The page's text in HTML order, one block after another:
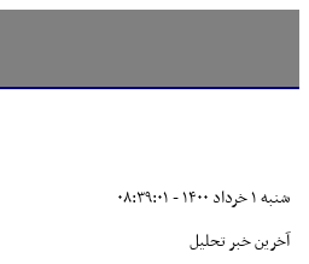
شنبه ۱ خرداد ۱۴۰۰ - ۰۸:۳۹:۰۱
آخرین خبر تحلیل